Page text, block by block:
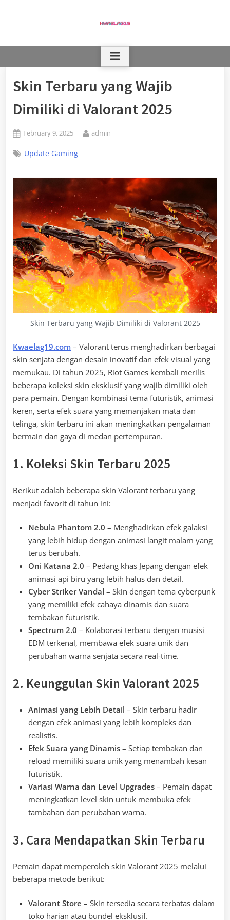
Skin Terbaru yang Wajib
Dimiliki di Valorant 2025
Posted
February 9, 2025 By
admin
Update Gaming
Skin Terbaru yang Wajib Dimiliki di Valorant 2025
Kwaelag19.com – Valorant terus menghadirkan berbagai
skin senjata dengan desain inovatif dan efek visual yang
memukau. Di tahun 2025, Riot Games kembali merilis
beberapa koleksi skin eksklusif yang wajib dimiliki oleh
para pemain. Dengan kombinasi tema futuristik, animasi
keren, serta efek suara yang memanjakan mata dan
telinga, skin terbaru ini akan meningkatkan pengalaman
bermain dan gaya di medan pertempuran.
1. Koleksi Skin Terbaru 2025
Berikut adalah beberapa skin Valorant terbaru yang
menjadi favorit di tahun ini:
Nebula Phantom 2.0 – Menghadirkan efek galaksi
yang lebih hidup dengan animasi langit malam yang
terus berubah.
Oni Katana 2.0 – Pedang khas Jepang dengan efek
animasi api biru yang lebih halus dan detail.
Cyber Striker Vandal – Skin dengan tema cyberpunk
yang memiliki efek cahaya dinamis dan suara
tembakan futuristik.
Spectrum 2.0 – Kolaborasi terbaru dengan musisi
EDM terkenal, membawa efek suara unik dan
perubahan warna senjata secara real-time.
2. Keunggulan Skin Valorant 2025
Animasi yang Lebih Detail – Skin terbaru hadir
dengan efek animasi yang lebih kompleks dan
realistis.
Efek Suara yang Dinamis – Setiap tembakan dan
reload memiliki suara unik yang menambah kesan
futuristik.
Variasi Warna dan Level Upgrades – Pemain dapat
meningkatkan level skin untuk membuka efek
tambahan dan perubahan warna.
3. Cara Mendapatkan Skin Terbaru
Pemain dapat memperoleh skin Valorant 2025 melalui
beberapa metode berikut:
Valorant Store – Skin tersedia secara terbatas dalam
toko harian atau bundel eksklusif.